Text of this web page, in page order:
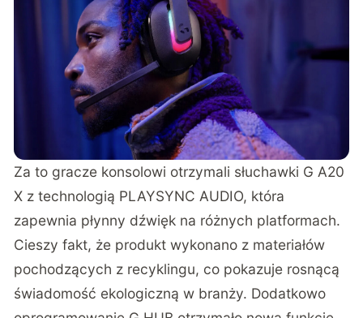
Za to gracze konsolowi otrzymali słuchawki G A20
X z technologią PLAYSYNC AUDIO, która
zapewnia płynny dźwięk na różnych platformach.
Cieszy fakt, że produkt wykonano z materiałów
pochodzących z recyklingu, co pokazuje rosnącą
świadomość ekologiczną w branży. Dodatkowo